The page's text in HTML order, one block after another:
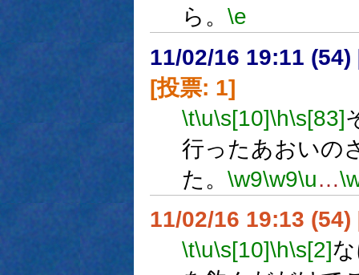
ら。 \e
11/02/16 19:11 (54)
[投票: 1]
\t\u\s[10]\h\s[83]
行ったあおいの
た。 \w9\w9\u…
11/02/16 19:13 (54)
\t\u\s[10]\h\s[2]